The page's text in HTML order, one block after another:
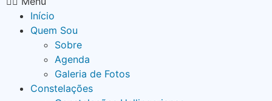
Início
Quem Sou
Sobre
Agenda
Galeria de Fotos
Constelações